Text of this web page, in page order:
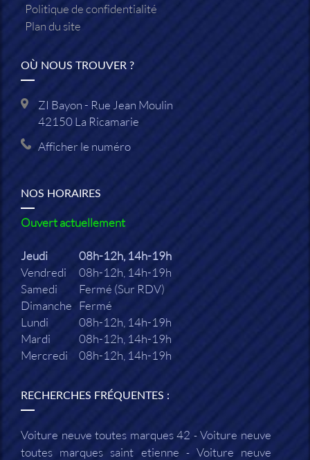
Politique de confidentialité
Plan du site
OÙ NOUS TROUVER ?
ZI Bayon - Rue Jean Moulin
42150La Ricamarie
Afficher le numéro
NOS HORAIRES
Ouvert actuellement
Jeudi
08h-12h, 14h-19h
Vendredi
08h-12h, 14h-19h
Samedi
Fermé (Sur RDV)
Dimanche Fermé
Lundi
08h-12h, 14h-19h
Mardi
08h-12h, 14h-19h
Mercredi
08h-12h, 14h-19h
RECHERCHES FRÉQUENTES :
Voiture neuve toutes marques 42
Voiture neuve
toutes marques saint etienne
Voiture neuve